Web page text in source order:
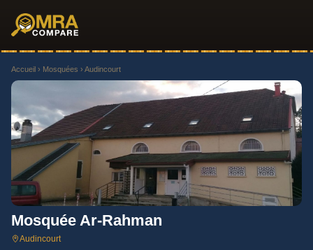
Accueil › Mosquées › Audincourt
Mosquée Ar-Rahman
Audincourt